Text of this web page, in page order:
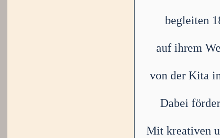
begleiten
auf ihrem
von der Kita
Dabei
Mit kreativen